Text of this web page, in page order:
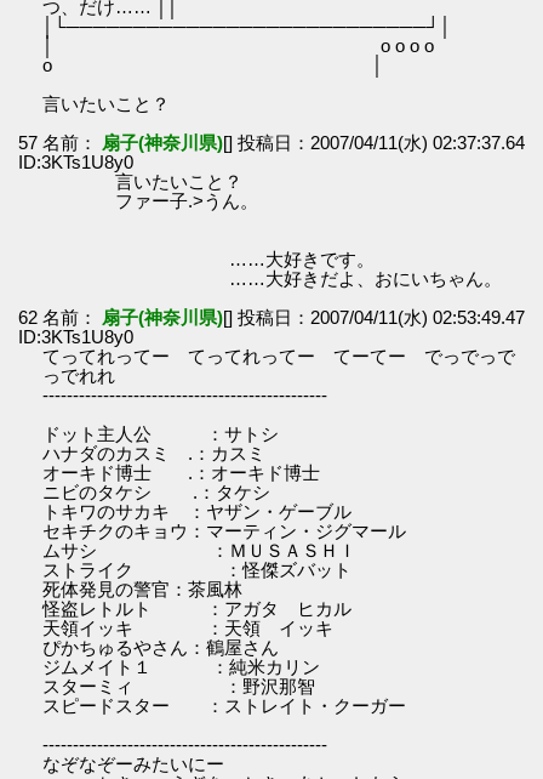
つ、だけ…… ││
│└───────────────────────────┘│
│ o o o o
o │
言いたいこと？
57 名前：
扇子(神奈川県)[] 投稿日：2007/04/11(水) 02:37:37.64
ID:3KTs1U8y0
言いたいこと？
ファー子.>うん。
……大好きです。
……大好きだよ、おにいちゃん。
62 名前：
扇子(神奈川県)[] 投稿日：2007/04/11(水) 02:53:49.47
ID:3KTs1U8y0
てってれってー てってれってー てーてー でっでっで
っでれれ
-----------------------------------------------
ドット主人公 ：サトシ
ハナダのカスミ .：カスミ
オーキド博士 .：オーキド博士
ニビのタケシ .：タケシ
トキワのサカキ ：ヤザン・ゲーブル
セキチクのキョウ：マーティン・ジグマール
ムサシ ：ＭＵＳＡＳＨＩ
ストライク ：怪傑ズバット
死体発見の警官：茶風林
怪盗レトルト ：アガタ ヒカル
天領イッキ ：天領 イッキ
ぴかちゅるやさん：鶴屋さん
ジムメイト１ ：純米カリン
スターミィ ：野沢那智
スピードスター ：ストレイト・クーガー
-----------------------------------------------
なぞなぞーみたいにー